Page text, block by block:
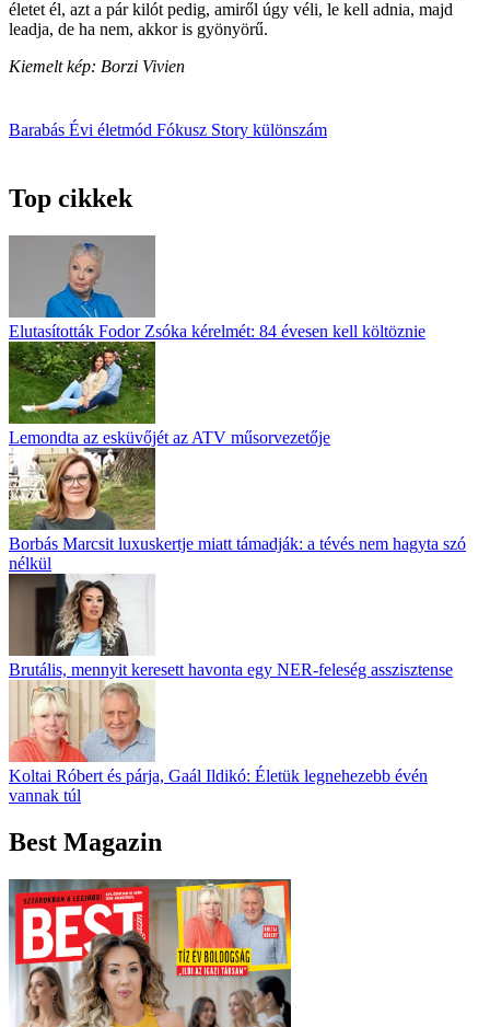
életet él, azt a pár kilót pedig, amiről úgy véli, le kell adnia, majd
leadja, de ha nem, akkor is gyönyörű.
Kiemelt kép: Borzi Vivien
Barabás Évi életmód Fókusz Story különszám
Top cikkek
Elutasították Fodor Zsóka kérelmét: 84 évesen kell költöznie
Lemondta az esküvőjét az ATV műsorvezetője
Borbás Marcsit luxuskertje miatt támadják: a tévés nem hagyta szó
nélkül
Brutális, mennyit keresett havonta egy NER-feleség asszisztense
Koltai Róbert és párja, Gaál Ildikó: Életük legnehezebb évén
vannak túl
Best Magazin